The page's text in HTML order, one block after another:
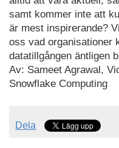
samt kommer inte att
är mest inspirerande?
oss vad organisationer
datatillgången äntligen
Av: Sameet Agrawal,
Snowflake Computing
Dela